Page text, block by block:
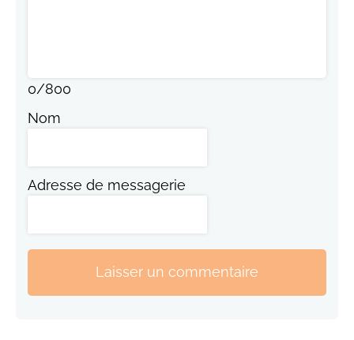
0/800
Nom
Adresse de messagerie
Laisser un commentaire